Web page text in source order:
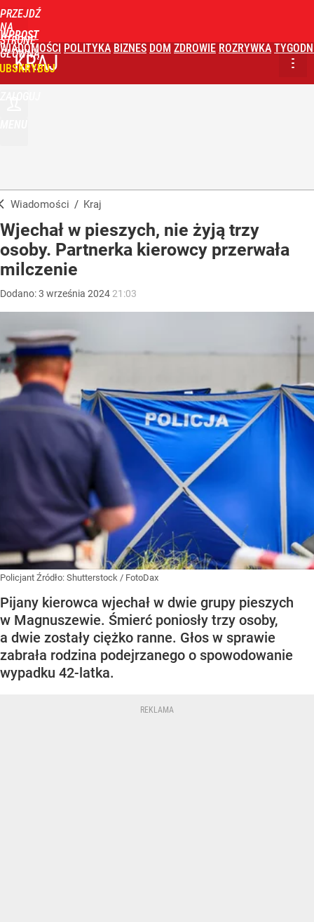
PRZEJDŹ
NA
STRONĘ
GŁÓWNĄ
WPROST
WIADOMOŚCI POLITYKA BIZNES DOM ZDROWIE ROZRYWKA
KRAJ
Wiadomości / Kraj
Wjechał w pieszych, nie żyją trzy
osoby. Partnerka kierowcy przerwała
milczenie
Dodano:3 września 2024 21:03
Policjant Źródło: Shutterstock / FotoDax
Pijany kierowca wjechał w dwie grupy pieszych
w Magnuszewie. Śmierć poniosły trzy osoby,
a dwie zostały ciężko ranne. Głos w sprawie
zabrała rodzina podejrzanego o spowodowanie
wypadku 42-latka.